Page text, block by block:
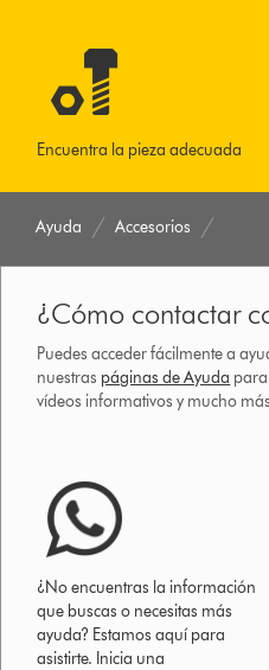
Encuentra la pieza adecuada
Ayuda Accesorios
¿Cómo contactar
Puedes acceder fácilmente a
nuestras páginas de Ayuda
vídeos informativos y mucho
¿No encuentras la información
que buscas o necesitas más
ayuda? Estamos aquí para
asistirte. Inicia una